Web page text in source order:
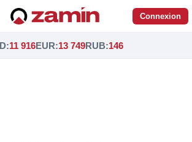
Connexion
:11 916EUR:13 749RUB:146